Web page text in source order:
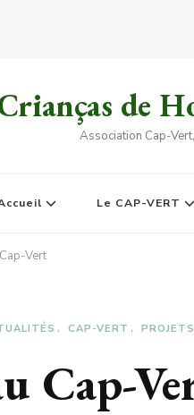
de
Association Cap-
Le CAP-VERT
Vert
CAP-VERT
Cap-